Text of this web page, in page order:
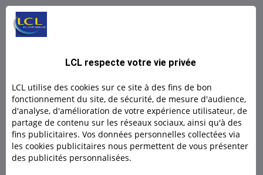
L BY LCL PRO : Un compte 100% digital
micro- entrepreneurs.
Découvrir
Découvrir
LCL respecte votre vie privée
LCL utilise des cookies sur ce site à des fins de bon
fonctionnement du site, de sécurité, de mesure d'audience,
d'analyse, d'amélioration de votre expérience utilisateur, de
partage de contenu sur les réseaux sociaux, ainsi qu'à des
fins publicitaires. Vos données personnelles collectées via
les cookies publicitaires nous permettent de vous présenter
des publicités personnalisées.